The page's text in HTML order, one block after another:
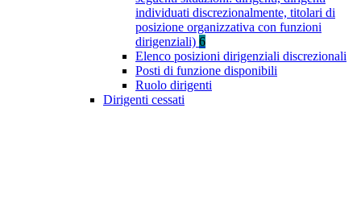
individuati discrezionalmente, titolari di
posizione organizzativa con funzioni
dirigenziali) 6
Elenco posizioni dirigenziali discrezionali
Posti di funzione disponibili
Ruolo dirigenti
Dirigenti cessati